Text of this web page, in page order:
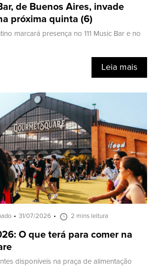
de Buenos Aires, invade
próxima quinta (6)
marcará presença no 111 Music Bar e no
Leia mais
31/07/2026 2 mins leitura
O que terá para comer na
disponíveis na praça de alimentação